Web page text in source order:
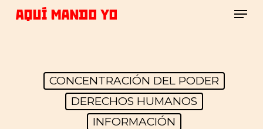
CONCENTRACIÓN DEL PODER
DERECHOS HUMANOS
INFORMACIÓN